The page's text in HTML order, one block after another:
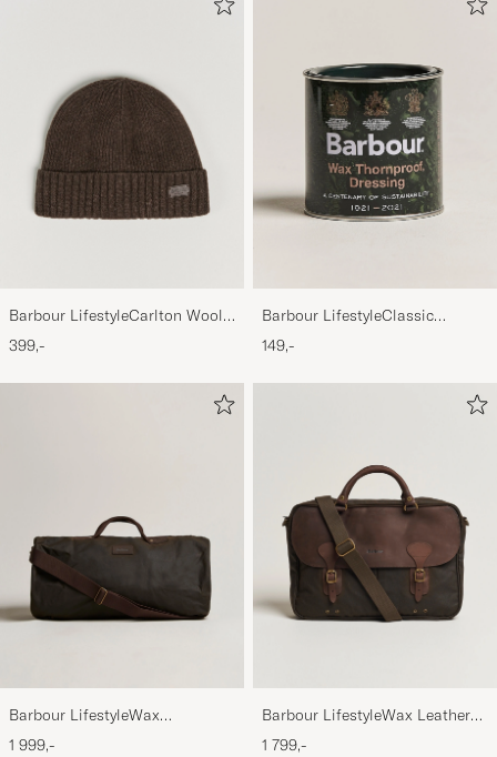
Barbour LifestyleCarlton Wool
BeanieMid Brown
399,-
Barbour LifestyleClassic
Thornproof Dressing
149,-
Barbour LifestyleWax
HoldallOlive
1 999,-
Barbour LifestyleWax Leather
Briefcase Olive
1 799,-